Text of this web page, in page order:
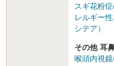
スギ花粉
レルギー
シテア）
その他 耳
喉頭内視鏡